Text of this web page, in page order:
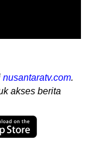
nusantaratv.com.
akses berita